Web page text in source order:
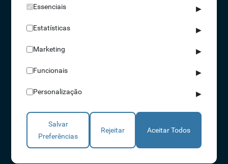
(chamada para a rede fixa nacional)
A IDONIC assegura que os dados fornecidos são apenas tratados pela
empresa, de forma segura e confidencial. Mais informações referentes à
Política de Privacidade
Essenciais ▶
Estatísticas ▶
Marketing ▶
Funcionais ▶
Personalização ▶
Salvar
Preferências
Rejeitar Aceitar Todos